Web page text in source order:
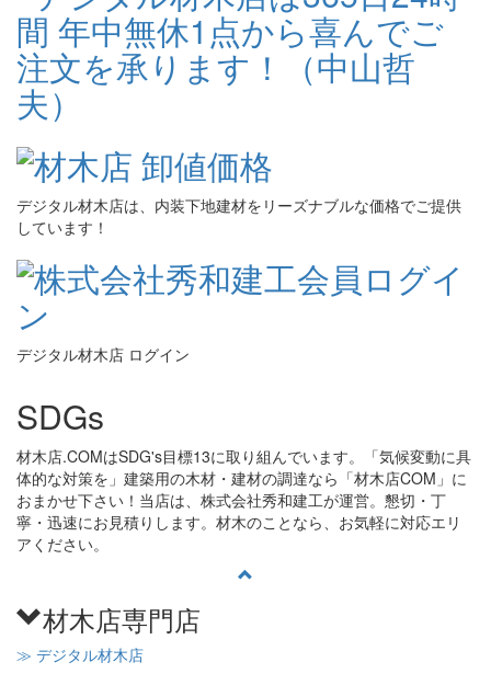
デジタル材木店は、内装下地建材をリーズナブルな価格でご提供
しています！
デジタル材木店 ログイン
SDGs
材木店.COMはSDG's目標13に取り組んでいます。「気候変動に具
体的な対策を」建築用の木材・建材の調達なら「材木店COM」に
おまかせ下さい！当店は、株式会社秀和建工が運営。懇切・丁
寧・迅速にお見積りします。材木のことなら、お気軽に対応エリ
アください。
材木店専門店
≫ デジタル材木店